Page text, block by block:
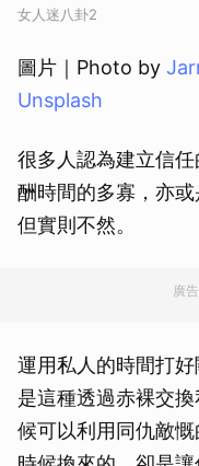
女人迷八卦2
圖片｜Photo by
Unsplash
很多人認為建立信
酬時間的多寡，亦
但實則不然。
廣
運用私人的時間打
是這種透過赤裸交
候可以利用同仇敵